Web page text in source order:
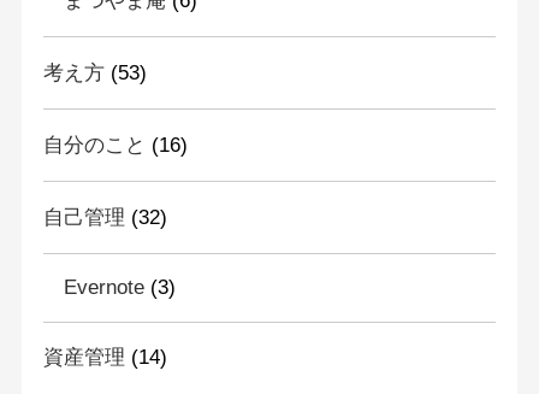
考え方(53)
自分のこと (16)
自己管理 (32)
Evernote(3)
資産管理 (14)